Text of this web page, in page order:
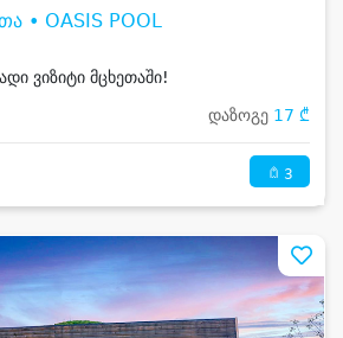
• OASIS POOL
ვიზიტი მცხეთაში!
დაზოგე 17 ₾
3